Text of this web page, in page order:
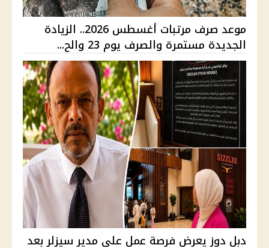
موعد صرف مرتبات أغسطس 2026.. الزيادة
الجديدة مستمرة والصرف يوم 23 والح...
دبل دوز يعرض فرصة عمل على مدير سيزلر بعد